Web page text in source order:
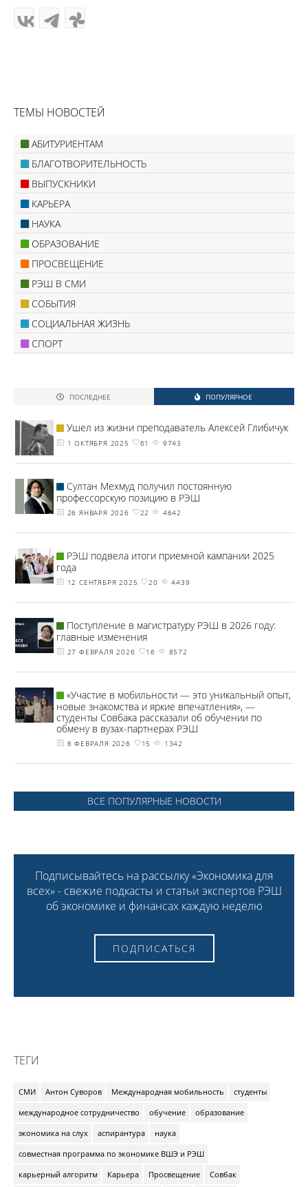
ТЕМЫ НОВОСТЕЙ
АБИТУРИЕНТАМ
БЛАГОТВОРИТЕЛЬНОСТЬ
ВЫПУСКНИКИ
КАРЬЕРА
НАУКА
ОБРАЗОВАНИЕ
ПРОСВЕЩЕНИЕ
РЭШ В СМИ
СОБЫТИЯ
СОЦИАЛЬНАЯ ЖИЗНЬ
СПОРТ
ПОСЛЕДНЕЕ ПОПУЛЯРНОЕ
Ушел из жизни преподаватель Алексей Глибичук
1 ОКТЯБРЯ 2025 61 9743
Султан Мехмуд получил постоянную
профессорскую позицию в РЭШ
26 ЯНВАРЯ 2026 22 4642
РЭШ подвела итоги приемной кампании 2025
года
12 СЕНТЯБРЯ 2025 20 4439
Поступление в магистратуру РЭШ в 2026 году:
главные изменения
27 ФЕВРАЛЯ 2026 16 8572
«Участие в мобильности — это уникальный опыт,
новые знакомства и яркие впечатления», —
студенты Совбака рассказали об обучении по
обмену в вузах-партнерах РЭШ
6 ФЕВРАЛЯ 2026 15 1342
ВСЕ ПОПУЛЯРНЫЕ НОВОСТИ
Подписывайтесь на рассылку «Экономика для
всех» - свежие подкасты и статьи экспертов РЭШ
об экономике и финансах каждую неделю
ПОДПИСАТЬСЯ
ТЕГИ
СМИ Антон Суворов Международная мобильность
студенты
международное сотрудничество
обучение
образование
экономика на слух
аспирантура
наука
совместная программа по экономике ВШЭ и РЭШ
карьерный алгоритм
Карьера Просвещение
Совбак